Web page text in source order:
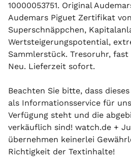
10000053751. Original
Audemars Piguet Zertifikat von
Superschnäppchen,
Wertsteigerungspotential,
Sammlerstück. Tresoruhr,
Neu. Lieferzeit sofort.
Beachten Sie bitte, dass
als Informationsservice für
Verfügung steht und die
verkäuflich sind! watch.de +
übernehmen keinerlei
Richtigkeit der Textinhalte!